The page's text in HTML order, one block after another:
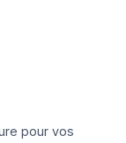
pour vos